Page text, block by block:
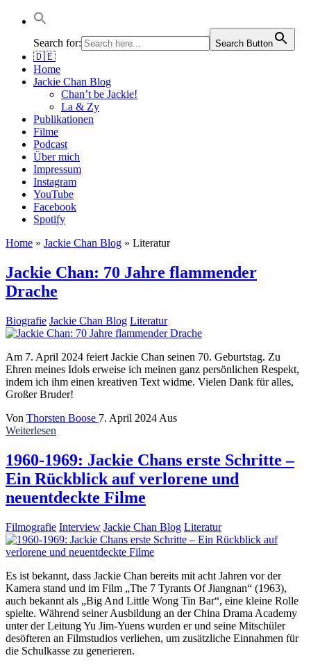
Jackie Chan Deutschland | Thorsten Boose
Autor & Jackie-Chan-Historiker
Search for:
Search Button
🇩🇪
Home
Jackie Chan Blog
Chan’t be Jackie!
La & Zy
Publikationen
Filme
Podcast
Über mich
Impressum
Instagram
YouTube
Facebook
Spotify
Home » Jackie Chan Blog » Literatur
Jackie Chan: 70 Jahre flammender
Drache
Biografie Jackie Chan Blog Literatur
Am 7. April 2024 feiert Jackie Chan seinen 70. Geburtstag. Zu
Ehren meines Idols erweise ich meinen ganz persönlichen Respekt,
indem ich ihm einen kreativen Text widme. Vielen Dank für alles,
Großer Bruder!
Von Thorsten Boose 7. April 2024 Aus
Weiterlesen
1960-1969: Jackie Chans erste Schritte –
Ein Rückblick auf verlorene und
neuentdeckte Filme
Filmografie Interview Jackie Chan Blog Literatur
Es ist bekannt, dass Jackie Chan bereits mit acht Jahren vor der
Kamera stand und im Film „The 7 Tyrants Of Jiangnan“ (1963),
auch bekannt als „Big And Little Wong Tin Bar“, eine kleine Rolle
spielte. Während seiner Ausbildung an der China Drama Academy
unter der Leitung Yu Jim-Yuens wurden er und seine Mitschüler
desöfteren an Filmstudios verliehen, um zusätzliche Einnahmen für
die Schulkasse zu generieren.